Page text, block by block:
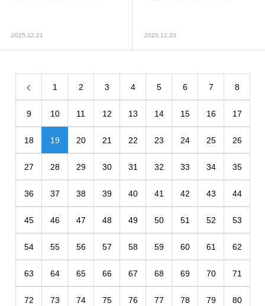
2025.12.21 2025.12.20
1 2 3 4 5 6 7 8
9 10 11 12 13 14 15 16 17
18 19 20 21 22 23 24 25 26
27 28 29 30 31 32 33 34 35
36 37 38 39 40 41 42 43 44
45 46 47 48 49 50 51 52 53
54 55 56 57 58 59 60 61 62
63 64 65 66 67 68 69 70 71
72 73 74 75 76 77 78 79 80